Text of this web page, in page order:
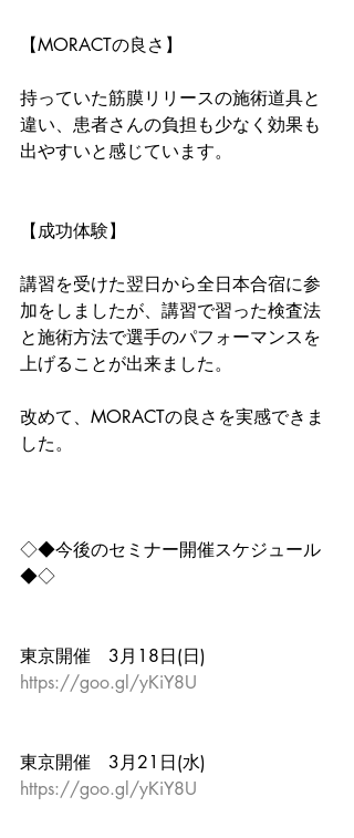
【MORACTの良さ】
持っていた筋膜リリースの施術道具と
違い、患者さんの負担も少なく効果も
出やすいと感じています。
【成功体験】
講習を受けた翌日から全日本合宿に参
加をしましたが、講習で習った検査法
と施術方法で選手のパフォーマンスを
上げることが出来ました。
改めて、MORACTの良さを実感できま
した。
◇◆今後のセミナー開催スケジュール
◆◇
東京開催　3月18日(日)
https://goo.gl/yKiY8U
東京開催　3月21日(水)
https://goo.gl/yKiY8U